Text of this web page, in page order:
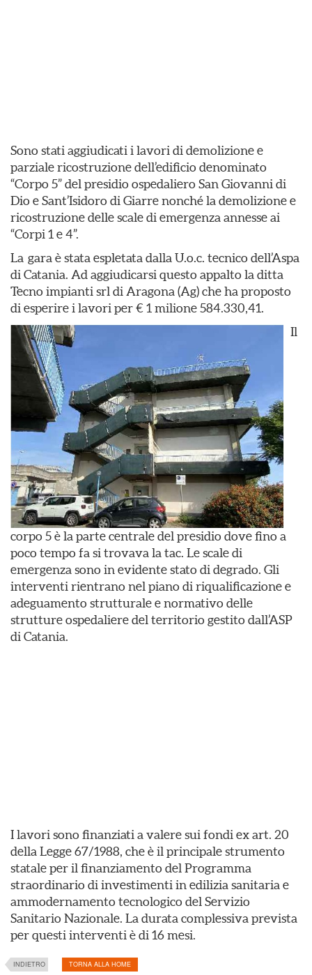
Sono stati aggiudicati i lavori di demolizione e
parziale ricostruzione dell’edificio denominato
“Corpo 5” del presidio ospedaliero San Giovanni di
Dio e Sant’Isidoro di Giarre nonché la demolizione e
ricostruzione delle scale di emergenza annesse ai
“Corpi 1 e 4”.
La gara è stata espletata dalla U.o.c. tecnico dell’Aspa
di Catania. Ad aggiudicarsi questo appalto la ditta
Tecno impianti srl di Aragona (Ag) che ha proposto
di esperire i lavori per € 1 milione 584.330,41.
Il
corpo 5 è la parte centrale del presidio dove fino a
poco tempo fa si trovava la tac. Le scale di
emergenza sono in evidente stato di degrado. Gli
interventi rientrano nel piano di riqualificazione e
adeguamento strutturale e normativo delle
strutture ospedaliere del territorio gestito dall’ASP
di Catania.
I lavori sono finanziati a valere sui fondi ex art. 20
della Legge 67/1988, che è il principale strumento
statale per il finanziamento del Programma
straordinario di investimenti in edilizia sanitaria e
ammodernamento tecnologico del Servizio
Sanitario Nazionale. La durata complessiva prevista
per questi interventi è di 16 mesi.
INDIETRO TORNA ALLA HOME